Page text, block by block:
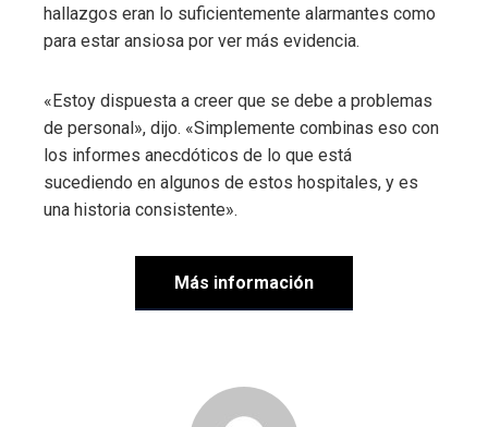
hallazgos eran lo suficientemente alarmantes como
para estar ansiosa por ver más evidencia.
«Estoy dispuesta a creer que se debe a problemas
de personal», dijo. «Simplemente combinas eso con
los informes anecdóticos de lo que está
sucediendo en algunos de estos hospitales, y es
una historia consistente».
Más información